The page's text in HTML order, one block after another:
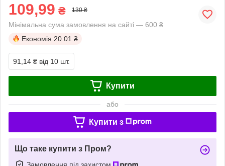
109,99 ₴ 130 ₴
Мінімальна сума замовлення на сайті — 600 ₴
Економія 20.01 ₴
91,14 ₴ від 10 шт.
Купити
або
Купити з
Що таке купити з Пром?
Замовлення під захистом